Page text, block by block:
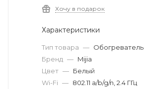
Хочу в подарок
Характеристики
Тип товара — Обогреватель
Бренд — Mijia
Цвет — Белый
Wi-Fi — 802.11 a/b/g/n, 2.4 ГГц